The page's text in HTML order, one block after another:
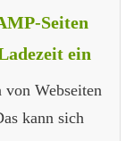
Seiten
ein
Webseiten
kann sich